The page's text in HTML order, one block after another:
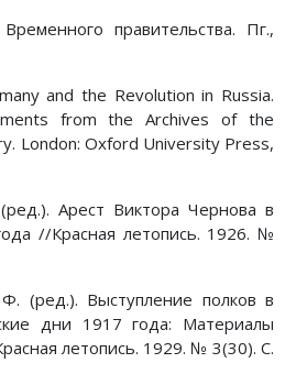
правительства. Пг.,
and the Revolution in Russia.
from the Archives of the
London: Oxford University Press,
Арест Виктора Чернова в
//Красная летопись. 1926. №
(ред.). Выступление полков в
дни 1917 года: Материалы
летопись. 1929. № 3(30). С.